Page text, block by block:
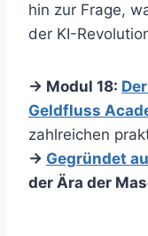
hin zur Frage,
der KI-
→ Modul 18:
Geldfluss
zahlreichen
→ Gegründet
der Ära der